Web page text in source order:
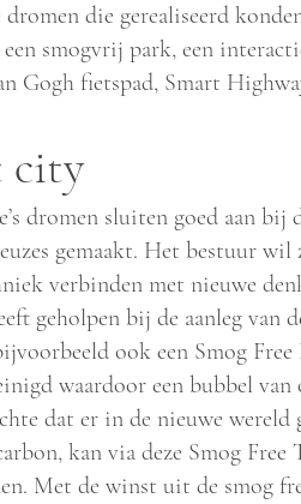
die gerealiseerd
smogvrij park, een
Gogh fietspad, Smart
city
dromen sluiten goed aan bij
gemaakt. Het bestuur
verbinden met nieuwe
geholpen bij de aanleg
ook een Smog
waardoor een bubbel
dat er in de nieuwe
kan via deze Smog
Met de winst uit de smog